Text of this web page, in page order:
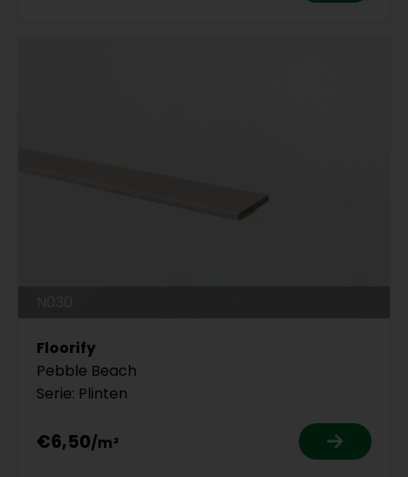
Floorify
Pebble Beach
Serie: Plinten
€6,50